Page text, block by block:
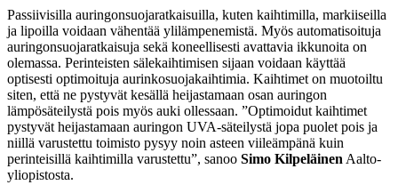
Passiivisilla auringonsuojaratkaisuilla, kuten kaihtimilla, markiiseilla
ja lipoilla voidaan vähentää ylilämpenemistä. Myös automatisoituja
auringonsuojaratkaisuja sekä koneellisesti avattavia ikkunoita on
olemassa. Perinteisten sälekaihtimisen sijaan voidaan käyttää
optisesti optimoituja aurinkosuojakaihtimia. Kaihtimet on muotoiltu
siten, että ne pystyvät kesällä heijastamaan osan auringon
lämpösäteilystä pois myös auki ollessaan. ”Optimoidut kaihtimet
pystyvät heijastamaan auringon UVA-säteilystä jopa puolet pois ja
niillä varustettu toimisto pysyy noin asteen viileämpänä kuin
perinteisillä kaihtimilla varustettu”, sanoo Simo Kilpeläinen Aalto-
yliopistosta.